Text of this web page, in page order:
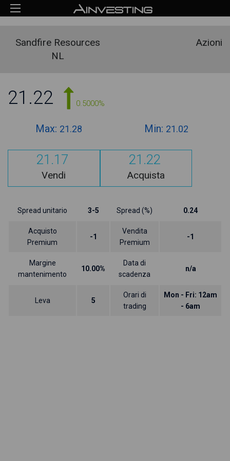
Sandfire Resources
NL
Azioni
21.22 0.5000%
Max: 21.28 Min: 21.02
21.17
Vendi
21.22
Acquista
Spread unitario 3-5 Spread (%) 0.24
Acquisto
Premium
-1
Vendita
Premium
-1
Margine
mantenimento
10.00%
Data di
scadenza
n/a
Leva 5
Orari di
trading
Mon - Fri: 12am
- 6am